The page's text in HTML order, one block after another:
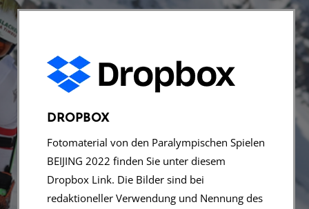
DROPBOX
Fotomaterial von den Paralympischen Spielen
BEIJING 2022 finden Sie unter diesem
Dropbox Link. Die Bilder sind bei
redaktioneller Verwendung und Nennung des